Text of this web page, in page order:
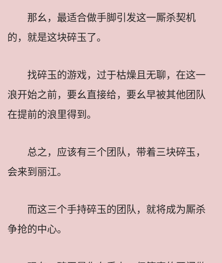
那幺，最适合做手脚引发这一厮杀契机
的，就是这块碎玉了。
找碎玉的游戏，过于枯燥且无聊，在这一
浪开始之前，要幺直接给，要幺早被其他团队
在提前的浪里得到。
总之，应该有三个团队，带着三块碎玉，
会来到丽江。
而这三个手持碎玉的团队，就将成为厮杀
争抢的中心。